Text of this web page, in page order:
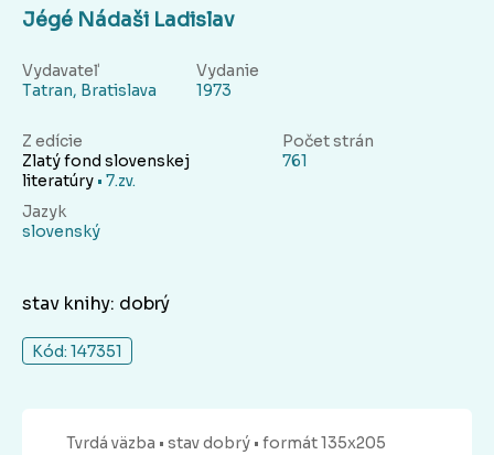
Jégé Nádaši Ladislav
Vydavateľ
Tatran, Bratislava
Vydanie
1973
Z edície
Zlatý fond slovenskej
literatúry • 7.zv.
Počet strán
761
Jazyk
slovenský
stav knihy: dobrý
Kód: 147351
Tvrdá väzba • stav dobrý • formát 135x205